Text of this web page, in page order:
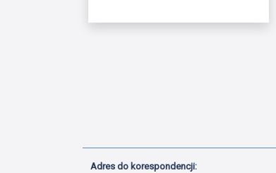
Adres do korespondencji: